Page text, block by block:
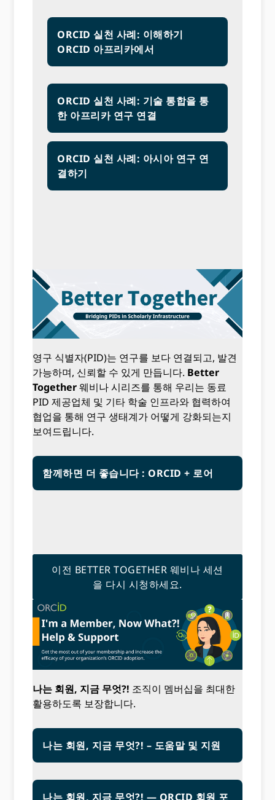
ORCID 실천 사례: 이해하기
ORCID 아프리카에서
ORCID 실천 사례: 기술 통합을 통
한 아프리카 연구 연결
ORCID 실천 사례: 아시아 연구 연
결하기
영구 식별자(PID)는 연구를 보다 연결되고, 발견
가능하며, 신뢰할 수 있게 만듭니다. Better
Together웨비나 시리즈를 통해 우리는 동료
PID 제공업체 및 기타 학술 인프라와 협력하여
협업을 통해 연구 생태계가 어떻게 강화되는지
보여드립니다.
함께하면 더 좋습니다 : ORCID + 로어
이전 BETTER TOGETHER 웨비나 세션
을 다시 시청하세요.
나는 회원, 지금 무엇?! 조직이 멤버십을 최대한
활용하도록 보장합니다.
나는 회원, 지금 무엇?! – 도움말 및 지원
나는 회원, 지금 무엇?! — ORCID 회원 포